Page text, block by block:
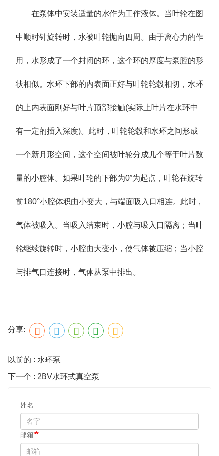
在泵体中安装适量的水作为工作液体。当叶轮在图
中顺时针旋转时，水被叶轮抛向四周。由于离心力的作
用，水形成了一个封闭的环，这个环的厚度与泵腔的形
状相似。水环下部的内表面正好与叶轮轮毂相切，水环
的上内表面刚好与叶片顶部接触(实际上叶片在水环中
有一定的插入深度)。此时，叶轮轮毂和水环之间形成
一个新月形空间，这个空间被叶轮分成几个等于叶片数
量的小腔体。如果叶轮的下部为0°为起点，叶轮在旋转
前180°小腔体积由小变大，与端面吸入口相连。此时，
气体被吸入。当吸入结束时，小腔与吸入口隔离；当叶
轮继续旋转时，小腔由大变小，使气体被压缩；当小腔
与排气口连接时，气体从泵中排出。
分享:
以前的 : 水环泵
下一个 : 2BV水环式真空泵
姓名
邮箱